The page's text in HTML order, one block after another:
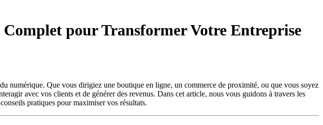
pour Transformer Votre Entreprise
numérique. Que vous dirigiez une boutique en ligne, un commerce de proximité, ou que vous soyez
avec vos clients et de générer des revenus. Dans cet article, nous vous guidons à travers les
pratiques pour maximiser vos résultats.